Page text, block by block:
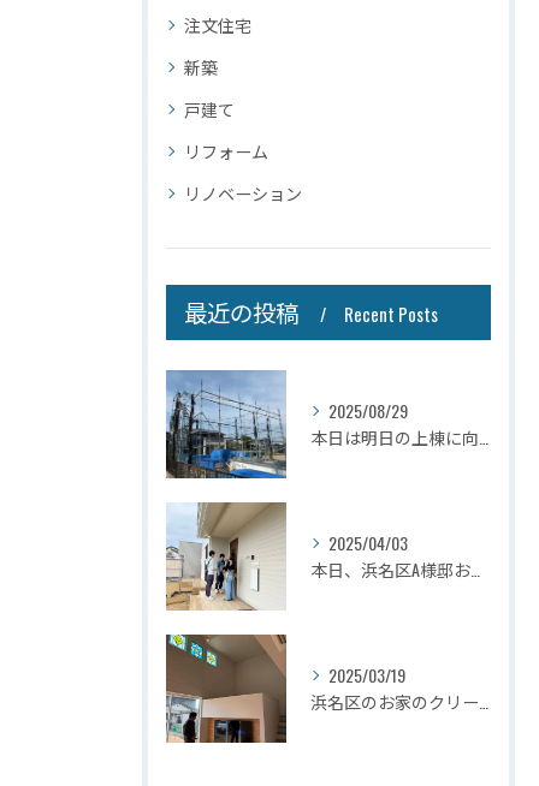
注文住宅
新築
戸建て
リフォーム
リノベーション
最近の投稿 Recent Posts
2025/08/29
2025/04/03
2025/03/19